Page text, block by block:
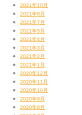
2021年10月
2021年8月
2021年7月
2021年5月
2021年4月
2021年3月
2021年2月
2021年1月
2020年12月
2020年11月
2020年10月
2020年9月
2020年8月